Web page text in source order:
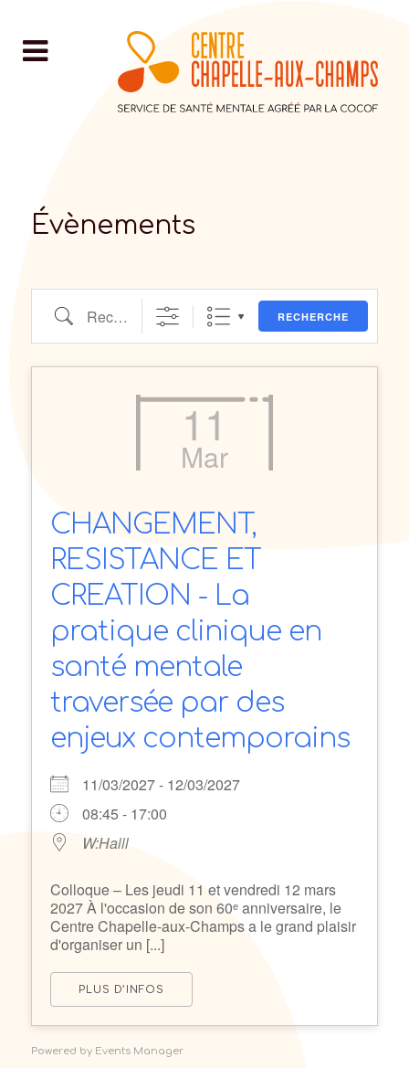
Évènements
Recherche RECHERCHE
11
Mar
CHANGEMENT,
RESISTANCE ET
CREATION - La
pratique clinique en
santé mentale
traversée par des
enjeux contemporains
11/03/2027 - 12/03/2027
08:45 - 17:00
W:Halll
Colloque – Les jeudi 11 et vendredi 12 mars
2027 À l'occasion de son 60ᵉ anniversaire, le
Centre Chapelle-aux-Champs a le grand plaisir
d'organiser un [...]
PLUS D’INFOS
Powered by Events Manager